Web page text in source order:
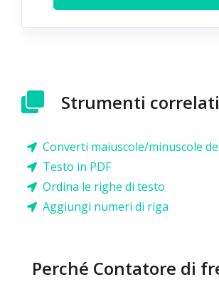
Strumenti correlati
Converti maiuscole/minuscole
Testo in PDF
Ordina le righe di testo
Aggiungi numeri di riga
Perché Contatore di